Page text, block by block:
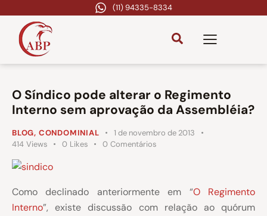
(11) 94335-8334
O Síndico pode alterar o Regimento
Interno sem aprovação da Assembléia?
BLOG, CONDOMINIAL
1 de novembro de 2013
414 Views 0 Likes 0 Comentários
Como declinado anteriormente em “O Regimento
Interno”, existe discussão com relação ao quórum